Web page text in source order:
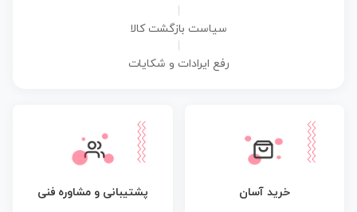
سیاست بازگشت کالا
رفع ایرادات و شکایات
خرید آسان پشتیبانی و مشاوره فنی